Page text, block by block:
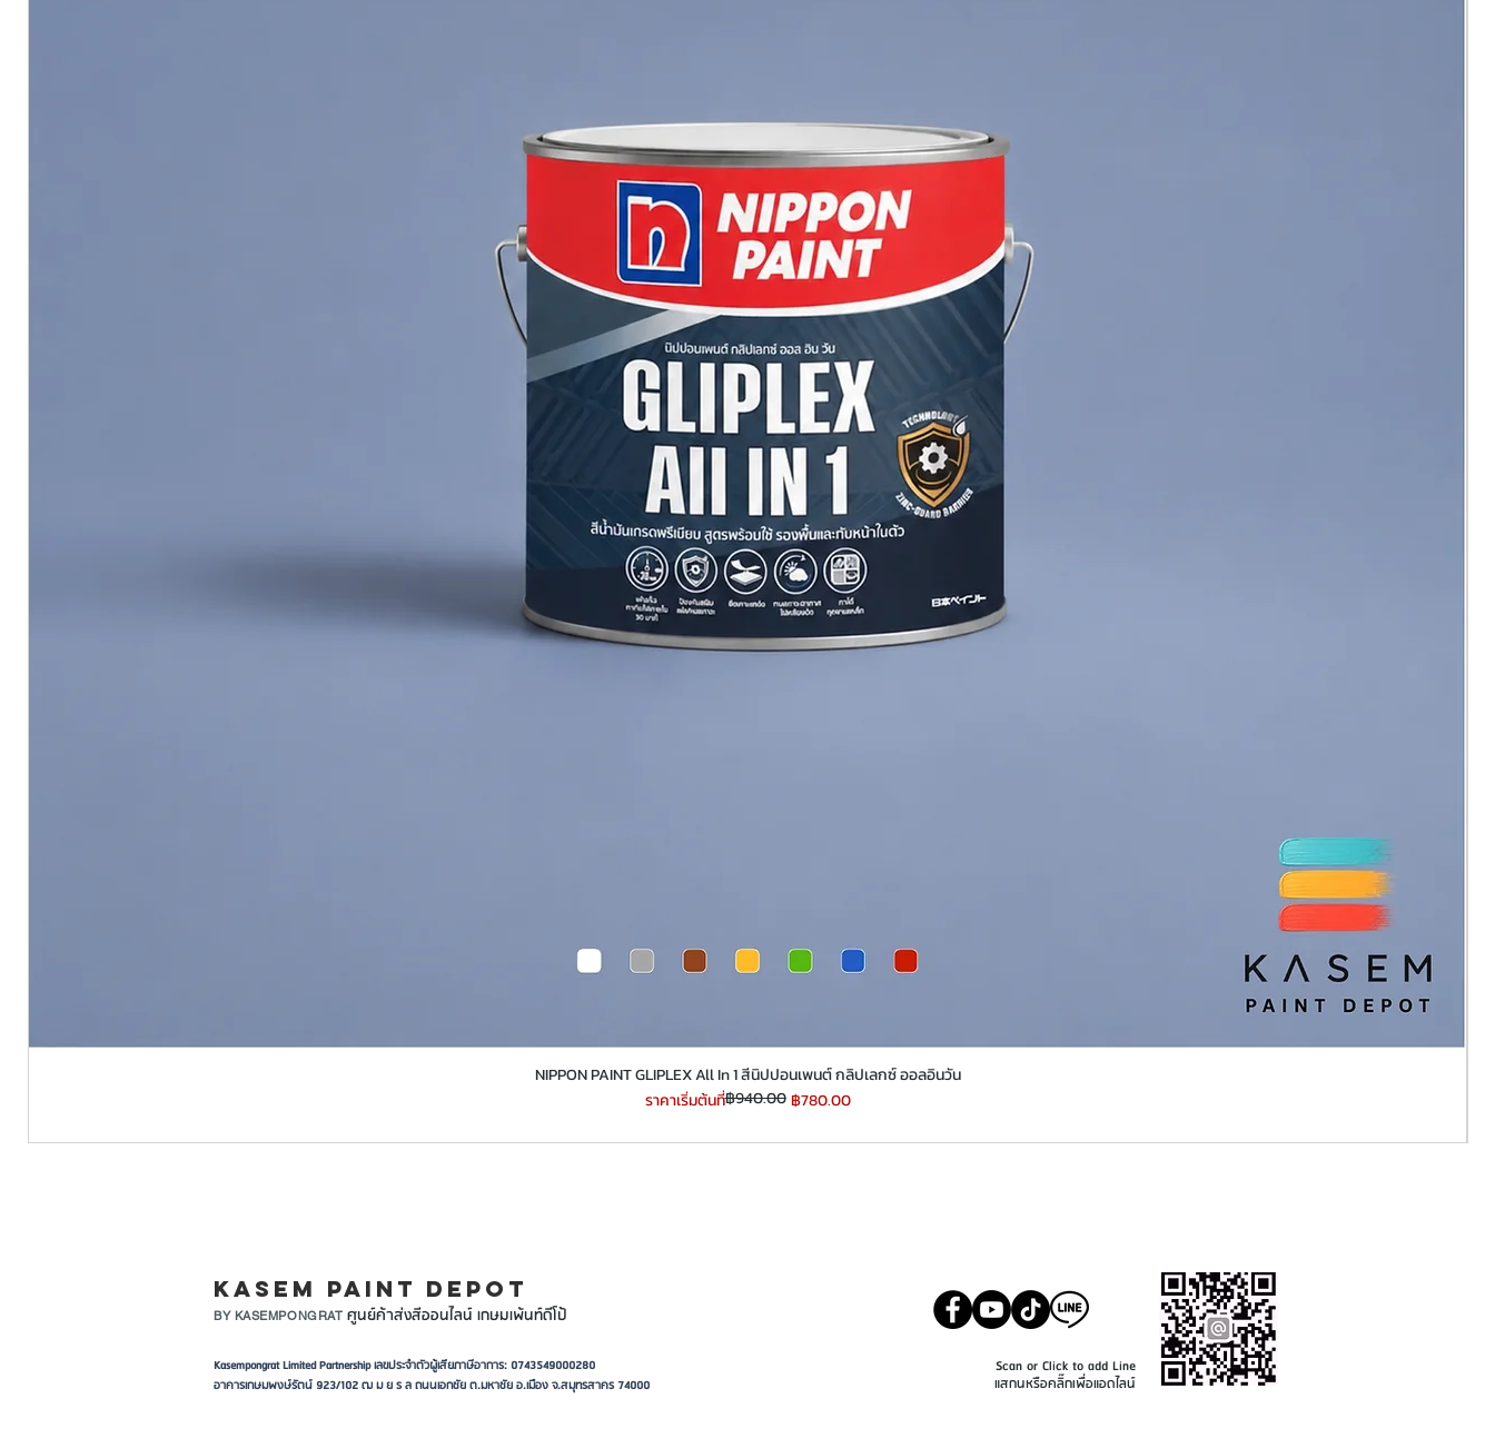
​​​​​​​NIPPON PAINT GLIPLEX All In 1 สีนิปปอนเพนต์ กลิปเลกซ์ ออลอินวัน
ราคาเริ่มต้นที่
ราคาปกติ ฿940.00 ฿780.00
ราคาขายลด
KASEM PAINT DEPOT
BY KASEMPONGRAT ศูนย์ค้าส่งสีออนไลน์ เกษมเพ้นท์ดีโป้
Kasempongrat Limited Partnership เลขประจำตัวผู้เสียภาษีอาการ: 0743549000280
อาคารเกษมพงษ์รัตน์ 923/102 ฒ ม ย ร ล ถนนเอกชัย ต.มหาชัย อ.เมือง จ.สมุทรสาคร 74000
Scan or Click to add Line
แสกนหรือคลิ๊กเพื่อแอดไลน์